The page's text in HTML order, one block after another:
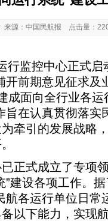
来源：中国民航报 点击量：
监控中心正式启
开前期意见征求及
成面向全行业各运
在认真贯彻落实
牵引的发展战略
式成立了专项
建设各项工作。
航各运行单位日常
以下能力，实现